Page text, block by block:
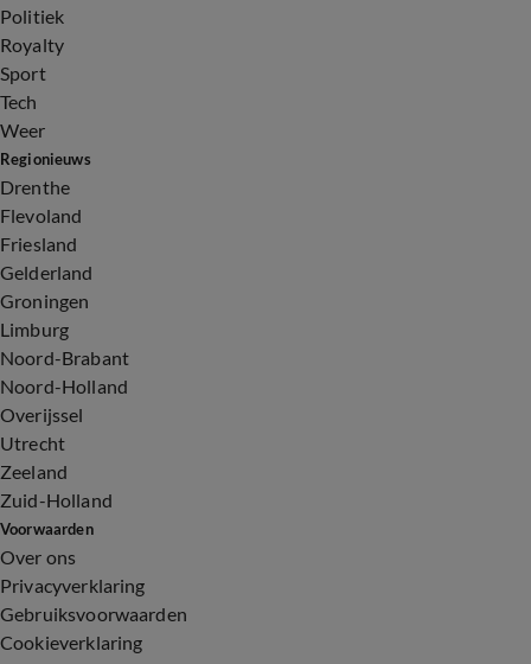
Politiek
Royalty
Sport
Tech
Weer
Regionieuws
Drenthe
Flevoland
Friesland
Gelderland
Groningen
Limburg
Noord-Brabant
Noord-Holland
Overijssel
Utrecht
Zeeland
Zuid-Holland
Voorwaarden
Over ons
Privacyverklaring
Gebruiksvoorwaarden
Cookieverklaring